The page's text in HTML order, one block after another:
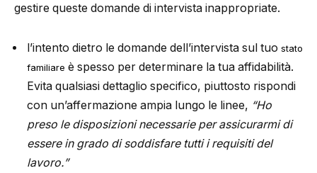
gestire queste domande di intervista inappropriate.
l’intento dietro le domande dell’intervista sul tuo stato
familiare è spesso per determinare la tua affidabilità.
Evita qualsiasi dettaglio specifico, piuttosto rispondi
con un’affermazione ampia lungo le linee, “Ho
preso le disposizioni necessarie per assicurarmi di
essere in grado di soddisfare tutti i requisiti del
lavoro.”